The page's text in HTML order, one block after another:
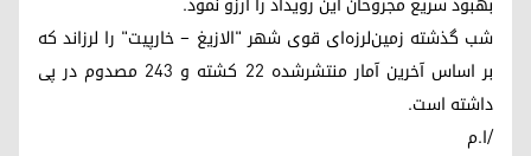
شب گذشتە زمین‌لرزه‌ای قوی شهر "الازیغ – خارپیت" را لرزاند کە
بر اساس آخرین آمار منتشرشده ۲۲ کشته و ۲۴۳ مصدوم در پی
داشته است.
/ا.م